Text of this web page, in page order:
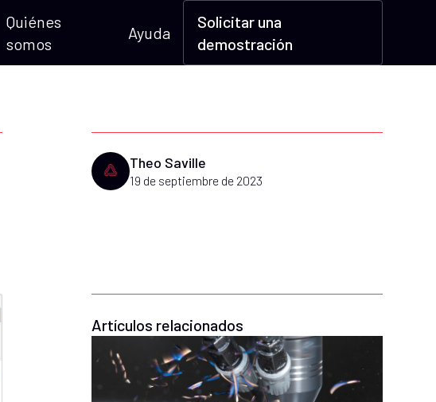
Quiénes
somos
Ayuda
Solicitar una
demostración
Theo Saville
19 de septiembre de 2023
Artículos relacionados